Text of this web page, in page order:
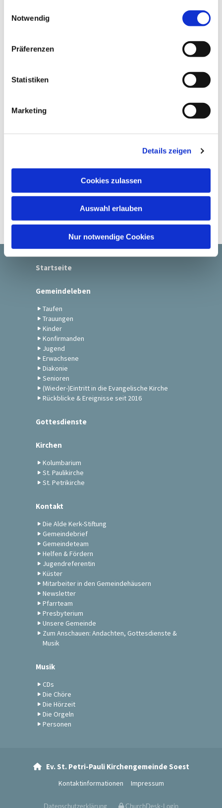
Notwendig
Präferenzen
Statistiken
Marketing
Details zeigen
Cookies zulassen
Auswahl erlauben
Nur notwendige Cookies
Startseite
Gemeindeleben
Taufen
Trauungen
Kinder
Konfirmanden
Jugend
Erwachsene
Diakonie
Senioren
(Wieder-)Eintritt in die Evangelische Kirche
Rückblicke & Ereignisse seit 2016
Gottesdienste
Kirchen
Kolumbarium
St. Paulikirche
St. Petrikirche
Kontakt
Die Alde Kerk-Stiftung
Gemeindebrief
Gemeindeteam
Helfen & Fördern
Jugendreferentin
Küster
Mitarbeiter in den Gemeindehäusern
Newsletter
Pfarrteam
Presbyterium
Unsere Gemeinde
Zum Anschauen: Andachten, Gottesdienste &
Musik
Musik
CDs
Die Chöre
Die Hörzeit
Die Orgeln
Personen
Ev. St. Petri-Pauli Kirchengemeinde Soest
Kontaktinformationen Impressum
Datenschutzerklärung ChurchDesk-Login